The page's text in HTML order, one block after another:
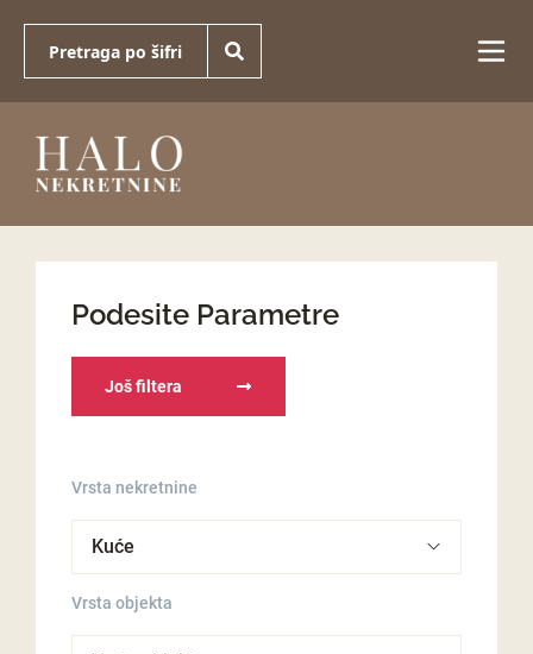
Podesite Parametre
Još filtera
Vrsta nekretnine
Vrsta objekta